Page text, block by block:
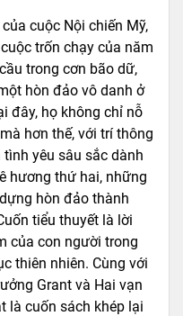
cuộc Nội chiến Mỹ,
trốn chạy của năm
trong cơn bão dữ,
hòn đảo vô danh ở
đây, họ không chỉ nỗ
hơn thế, với trí thông
yêu sâu sắc dành
hương thứ hai, những
hòn đảo thành
tiểu thuyết là lời
của con người trong
thiên nhiên. Cùng với
Grant và Hai vạn
là cuốn sách khép lại